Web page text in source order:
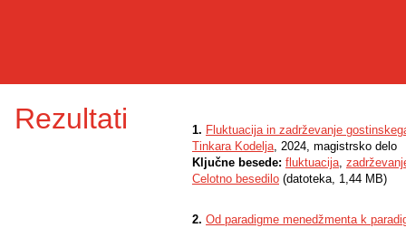
Rezultati 1. Fluktuacija in zadrževanje
Tinkara Kodelja, 2024, magistrsko delo
Ključne besede: fluktuacija,
Celotno besedilo (datoteka, 1,44 MB)
2. Od paradigme menedžmenta k